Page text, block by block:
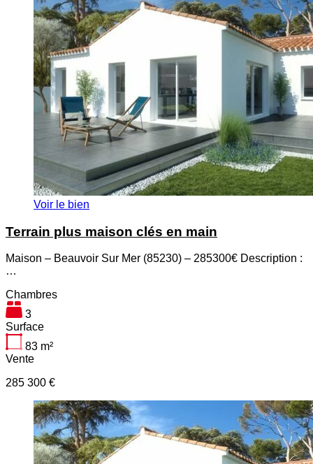
Voir le bien
Terrain plus maison clés en main
Maison – Beauvoir Sur Mer (85230) – 285300€ Description :
…
Chambres
3
Surface
83 m²
Vente
285 300 €